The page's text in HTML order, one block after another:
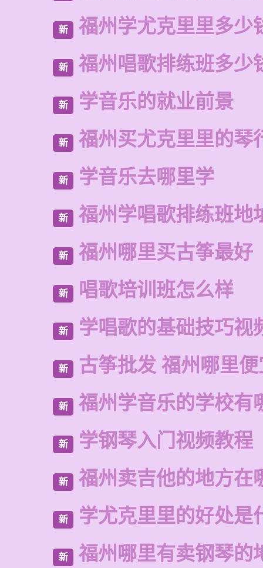
新 福州学尤克里里多少
新 福州唱歌排练班多少
新 学音乐的就业前景
新 福州买尤克里里的琴
新 学音乐去哪里学
新 福州学唱歌排练班地
新 福州哪里买古筝最好
新 唱歌培训班怎么样
新 学唱歌的基础技巧视
新 古筝批发 福州哪里
新 福州学音乐的学校有
新 学钢琴入门视频教程
新 福州卖吉他的地方在
新 学尤克里里的好处是
新 福州哪里有卖钢琴的